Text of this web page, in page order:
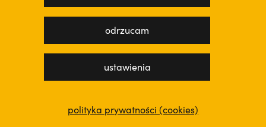
odrzucam
ustawienia
polityka prywatności (cookies)